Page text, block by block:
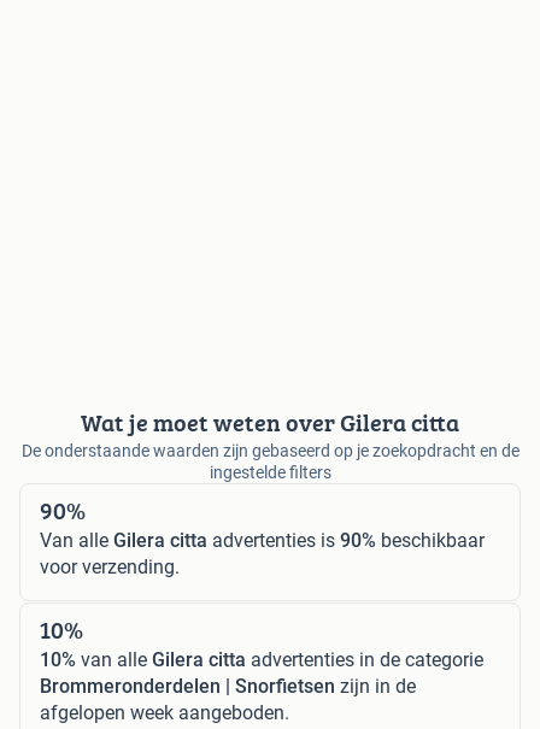
Wat je moet weten over Gilera citta
De onderstaande waarden zijn gebaseerd op je zoekopdracht en de
ingestelde filters
90%
Van alle Gilera citta advertenties is 90% beschikbaar
voor verzending.
10%
10% van alle Gilera citta advertenties in de categorie
Brommeronderdelen | Snorfietsen zijn in de
afgelopen week aangeboden.